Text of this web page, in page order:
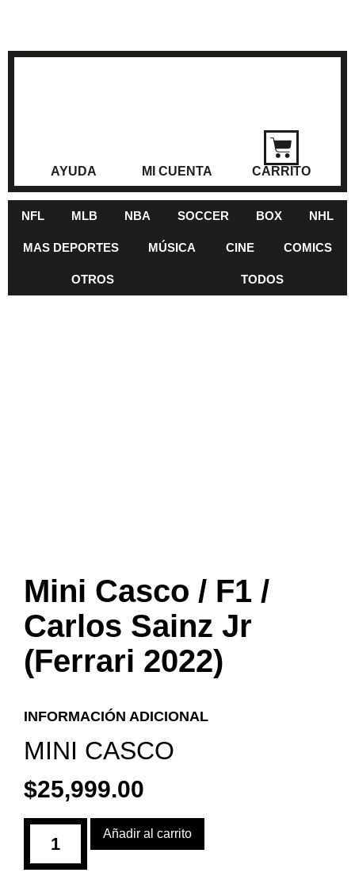
AYUDA MI CUENTA CARRITO
NFL MLB NBA SOCCER BOX NHL
MAS DEPORTES MÚSICA CINE COMICS
OTROS TODOS
Mini Casco / F1 /
Carlos Sainz Jr
(Ferrari 2022)
INFORMACIÓN ADICIONAL
MINI CASCO
$25,999.00
Añadir al carrito